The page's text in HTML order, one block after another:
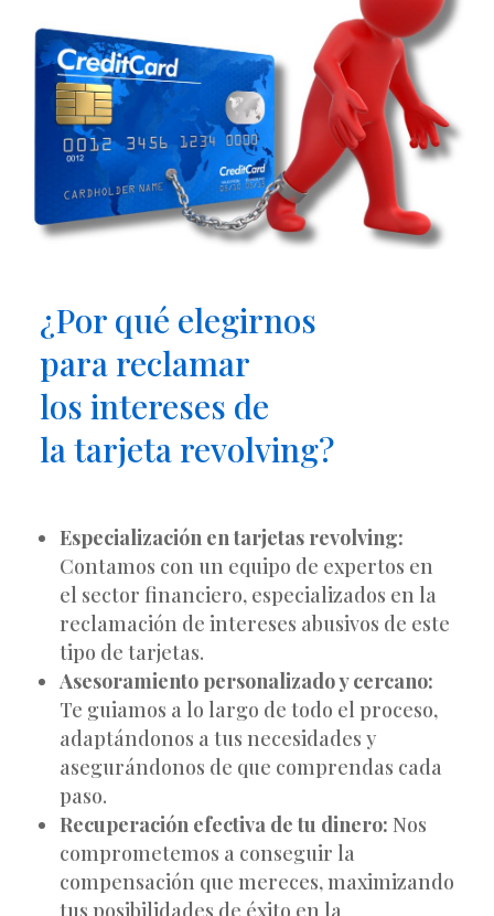
¿Por qué elegirnos
para reclamar
los intereses de
la tarjeta revolving?
Especialización en tarjetas revolving:
Contamos con un equipo de expertos en
el sector financiero, especializados en la
reclamación de intereses abusivos de este
tipo de tarjetas.
Asesoramiento personalizado y cercano:
Te guiamos a lo largo de todo el proceso,
adaptándonos a tus necesidades y
asegurándonos de que comprendas cada
paso.
Recuperación efectiva de tu dinero: Nos
comprometemos a conseguir la
compensación que mereces, maximizando
tus posibilidades de éxito en la